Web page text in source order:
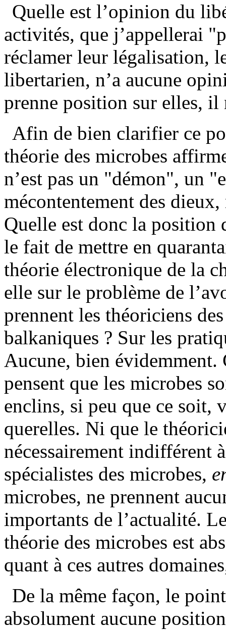
Quelle est l’opinion du
activités, que j’appellerai
réclamer leur légalisation,
libertarien, n’a aucune
prenne position sur elles,
Afin de bien clarifier ce
théorie des microbes
n’est pas un "démon", un
mécontentement des
Quelle est donc la position
le fait de mettre en
théorie électronique de la
elle sur le problème de
prennent les théoriciens
balkaniques ? Sur les
Aucune, bien évidemment.
pensent que les microbes
enclins, si peu que ce soit,
querelles. Ni que le
nécessairement indifférent
spécialistes des microbes,
microbes, ne prennent
importants de l’actualité.
théorie des microbes est
quant à ces autres
De la même façon, le
absolument aucune